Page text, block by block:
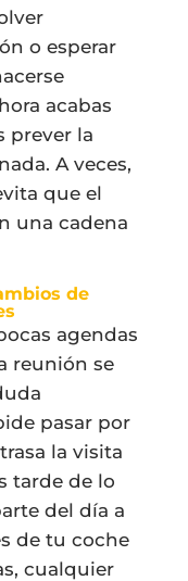
o esperar
acabas
prever la
A veces,
que el
una cadena
de
agendas
reunión se
pasar por
la visita
tarde de lo
del día a
de tu coche
cualquier